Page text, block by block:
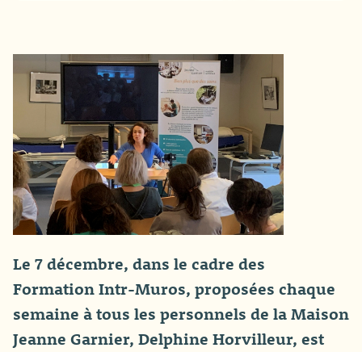
Le 7 décembre, dans le cadre des
Formation Intr-Muros, proposées chaque
semaine à tous les personnels de la Maison
Jeanne Garnier, Delphine Horvilleur, est